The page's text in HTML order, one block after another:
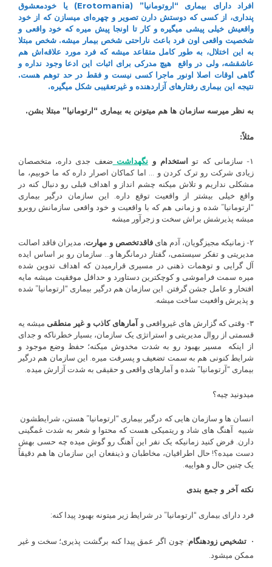
در
افراد دارای بیماری “اروتومانیا” (Erotomania) یا خودمعشوق
پنداری، از کسی که دوستش دارن تصویر و چهره‌ای میسازن که از خود
واقعیش خیلی پیشی میگیره و کار تا اونجا پیش میره که خود واقعی و
شخصیت واقعی اون فرد باعث ناراحتی شخص بیمار میشه. شخص مبتلا
به این اختلال، به طور کامل متقاعد میشه که فرد مورد علاقه‌اش هم
عاشقشه، ولی در واقع هیچ مدرکی برای اثبات این ادعا وجود نداره و
گاهی اوقات اصلا اونور ماجرا کسی نیست و فقط در حد توهم هست.
نتیجه این بیماری رفتارهای آزاردهنده و غیرتعقیبی شکل میگیره.
به نظر میرسه سازمان ها هم میتونن به بیماری “ارتومانیا” مبتلا بشن.
مثلاً:
۱- سازمانی که تو استخدام و نگهداشت ضعف جدی داره، متخصصان
زیادی شرکت رو ترک کردن و … اما کماکان اصرار داره که ما خوبیم، ما
مشکلی نداریم و تلاش میکنه چشم انداز و اهداف قبلی رو دنبال کنه در
واقع خیلی بیشتر از واقعیت توقع داره. این سازمان درگیر بیماری
“ارتومانیا” شده و زمانی هم که با واقعیت و خود واقعی سازمانش روبرو
میشه پذیرشش براش سخت و زجرآور میشه
۲- زمانیکه مجیزگویان، آدم های فاقدتخصص و مهارت، مدیران فاقد اصالت
مدیریتی و تفکر سیستمی، گفتار درمانگرها و… سازمان رو بر اساس ایده
آل گرایی و توهمات ذهنی در مسیری قرارمیدن که اهداف تدوین شده
میره سمت فراموشی و کوچکترین دستاورد و حداقل موفقیت میشه مایه
افتخار و عامل جشن گرفتن. این سازمان هم درگیر بیماری “ارتومانیا” شده
و پذیرش واقعیت ساخت میشه.
۳- وقتی‌ که گزارش های غیرواقعی و آمارهای کاذب و غیر منطقی میشه یه
قسمتی از روال مدیریتی و استراتژی یک سازمان، بسیار خطرناکه و جدای
از اینکه مسیر بهبود رو به شدت مخدوش میکنه؛ حفظ وضع موجود و
شرایط کنونی هم به سمت تضعیف و پسرفت میره. این سازمان هم درگیر
بیماری “آرتومانیا” شده و آمارهای واقعی و حقیقی به شدت آزارش میده.
میدونید چیه؟
انسان ها و سازمان هایی که درگیر بیماری “ارتومانیا” هستن، شرایطشون
شبیه آهنگ های شاد و ریتمیکی هست که محتوا و شعر به شدت غمگینی
دارن. فرض کنید زمانیکه یک نفر این آهنگ رو گوش میده چه حسی بهش
دست میده؟! حال اطرافیان، مخاطبان و ذینفعان این سازمان ها هم دقیقاً
یک چنین حال و هواییه.
نکته آخر و جمع بندی
فرد دارای بیماری “ارتومانیا” در شرایط زیر میتونه بهبود پیدا کنه:
• تشخیص زودهنگام: چون اگر عمق پیدا کنه برگشت پذیری؛ سخت و غیر
ممکن میشود.